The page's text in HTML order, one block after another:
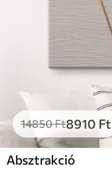
14850Ft8910 Ft
Absztrakció